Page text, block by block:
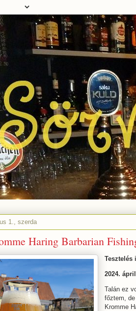
1., szerda
Haring Barbarian
Tesztelés
2024.
Talán ez
főztem,
Kromme